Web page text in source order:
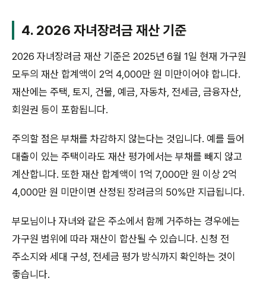
4. 2026 자녀장려금 재산 기준
2026 자녀장려금 재산 기준은 2025년 6월 1일 현재 가구원
모두의 재산 합계액이 2억 4,000만 원 미만이어야 합니다.
재산에는 주택, 토지, 건물, 예금, 자동차, 전세금, 금융자산,
회원권 등이 포함됩니다.
주의할 점은 부채를 차감하지 않는다는 것입니다. 예를 들어
대출이 있는 주택이라도 재산 평가에서는 부채를 빼지 않고
계산합니다. 또한 재산 합계액이 1억 7,000만 원 이상 2억
4,000만 원 미만이면 산정된 장려금의 50%만 지급됩니다.
부모님이나 자녀와 같은 주소에서 함께 거주하는 경우에는
가구원 범위에 따라 재산이 합산될 수 있습니다. 신청 전
주소지와 세대 구성, 전세금 평가 방식까지 확인하는 것이
좋습니다.